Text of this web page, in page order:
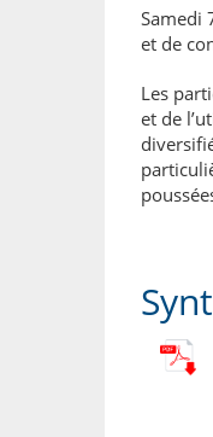
Samedi
et de
Les
et de